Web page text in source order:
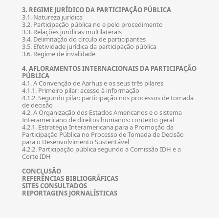
3. REGIME JURÍDICO DA PARTICIPAÇÃO PÚBLICA
3.1. Natureza jurídica
3.2. Participação pública no e pelo procedimento
3.3. Relações jurídicas multilaterais
3.4. Delimitação do círculo de participantes
3.5. Efetividade jurídica da participação pública
3.6. Regime de invalidade
4. AFLORAMENTOS INTERNACIONAIS DA PARTICIPAÇÃO
PÚBLICA
4.1. A Convenção de Aarhus e os seus três pilares
4.1.1. Primeiro pilar: acesso à informação
4.1.2. Segundo pilar: participação nos processos de tomada
de decisão
4.2. A Organização dos Estados Americanos e o sistema
Interamericano de direitos humanos: contexto geral
4.2.1. Estratégia Interamericana para a Promoção da
Participação Pública no Processo de Tomada de Decisão
para o Desenvolvimento Sustentável
4.2.2. Participação pública segundo a Comissão IDH e a
Corte IDH
CONCLUSÃO
REFERÊNCIAS BIBLIOGRÁFICAS
SITES CONSULTADOS
REPORTAGENS JORNALÍSTICAS